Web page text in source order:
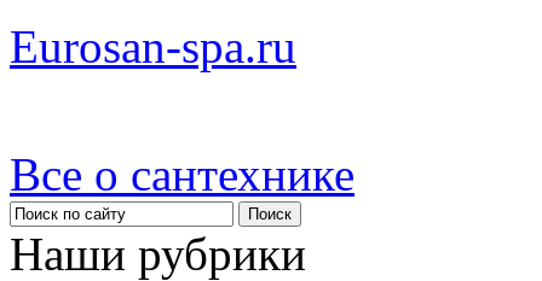
Eurosan-spa.ru
Все о сантехнике
Наши рубрики